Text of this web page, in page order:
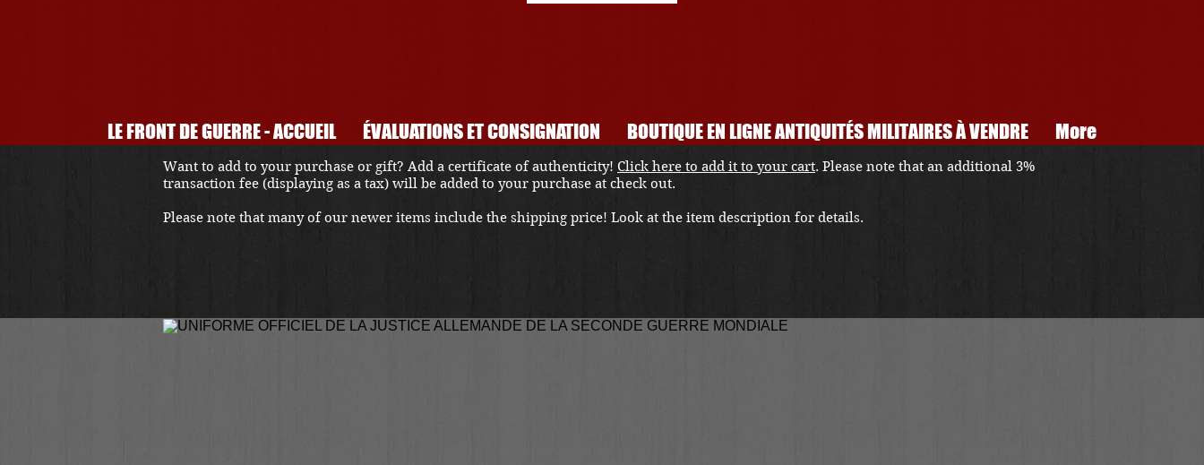
LE FRONT DE GUERRE - ACCUEIL ÉVALUATIONS ET CONSIGNATION BOUTIQUE EN LIGNE ANTIQUITÉS MILITAIRES À VENDRE More
Want to add to your purchase or gift? Add a certificate of authenticity! Click here to add it to your cart. Please note that an additional 3%
transaction fee (displaying as a tax) will be added to your purchase at check out.
Please note that many of our newer items include the shipping price! Look at the item description for details.